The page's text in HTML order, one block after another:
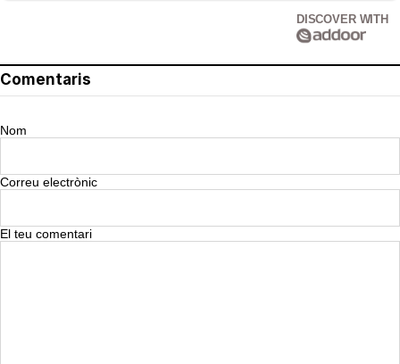
DISCOVER WITH
Comentaris
Nom
Correu electrònic
El teu comentari